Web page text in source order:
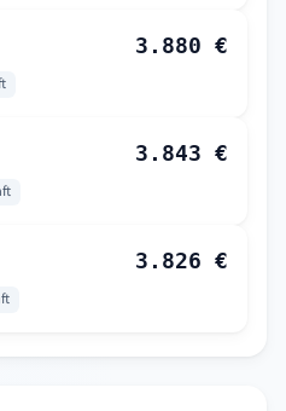
3.880 €
3.843 €
3.826 €